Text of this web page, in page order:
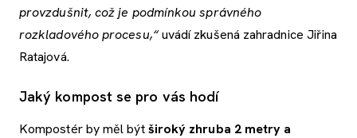
provzdušnit, což je podmínkou správného
rozkladového procesu,“uvádí zkušená zahradnice Jiřina
Ratajová.
Jaký kompost se pro vás hodí
Kompostér by měl býtširoký zhruba 2 metry a